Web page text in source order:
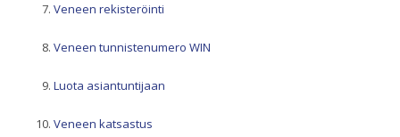
Veneen rekisteröinti
Veneen tunnistenumero WIN
Luota asiantuntijaan
Veneen katsastus